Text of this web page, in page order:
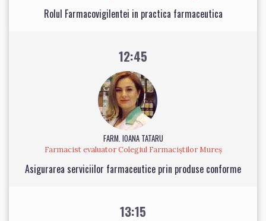
Rolul Farmacovigilentei in practica farmaceutica
12:45
FARM. IOANA TATARU
Farmacist evaluator Colegiul Farmaciștilor Mureș
Asigurarea serviciilor farmaceutice prin produse conforme
13:15